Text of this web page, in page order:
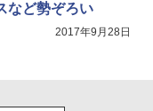
など勢ぞろい
2017年9月28日